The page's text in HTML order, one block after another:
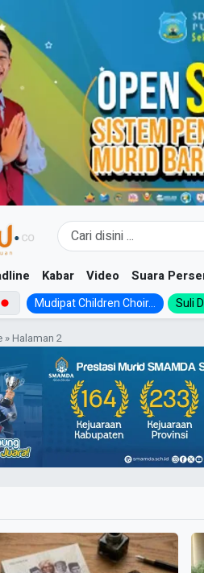
Kabar Video Suara
Mudipat Children Choir... Suli
»Halaman 2